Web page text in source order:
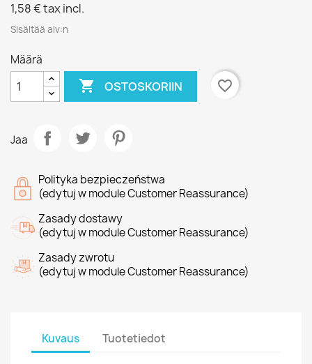
1,58 €tax incl.
Sisältää alv:n
Määrä
 OSTOSKORIIN favorite_border
Jaa
Polityka bezpieczeństwa
(edytuj w module Customer Reassurance)
Zasady dostawy
(edytuj w module Customer Reassurance)
Zasady zwrotu
(edytuj w module Customer Reassurance)
Kuvaus Tuotetiedot